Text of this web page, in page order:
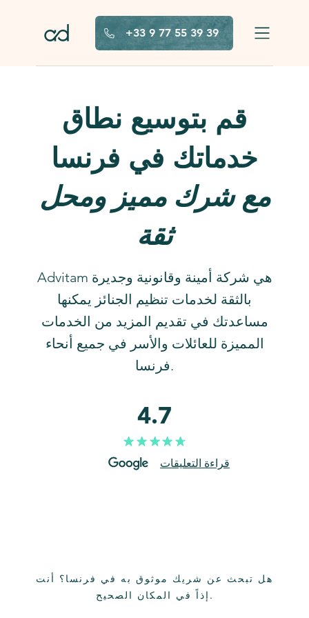
+33 9 77 55 39 39
قم بتوسيع نطاق
خدماتك في فرنسا
مع شرك مميز ومحل
ثقة
Advitam هي شركة أمينة وقانونية وجديرة
بالثقة لخدمات تنظيم الجنائز يمكنها
مساعدتك في تقديم المزيد من الخدمات
المميزة للعائلات والأسر في جميع أنحاء
فرنسا.
4.7
قراءة التعليقات
هل تبحث عن شريك موثوق به في فرنسا؟ أنت
إذاً في المكان الصحيح.